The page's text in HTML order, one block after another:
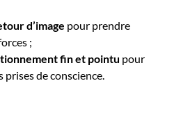
d’image pour prendre
;
fin et pointu pour
de conscience.